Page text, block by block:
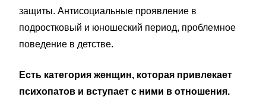
защиты. Антисоциальные проявление в
подростковый и юношеский период, проблемное
поведение в детстве.
Есть категория женщин, которая привлекает
психопатов и вступает с ними в отношения.